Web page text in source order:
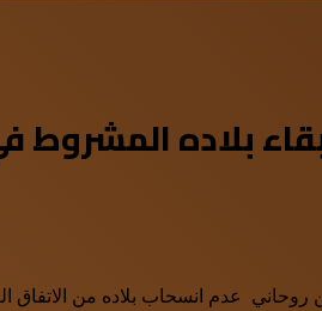
بلاده المشروط
روحاني عدم انسحاب بلاده من الاتفاق